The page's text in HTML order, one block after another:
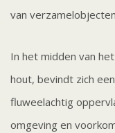
van
In het midden van
hout, bevindt zich
fluweelachtig
omgeving en